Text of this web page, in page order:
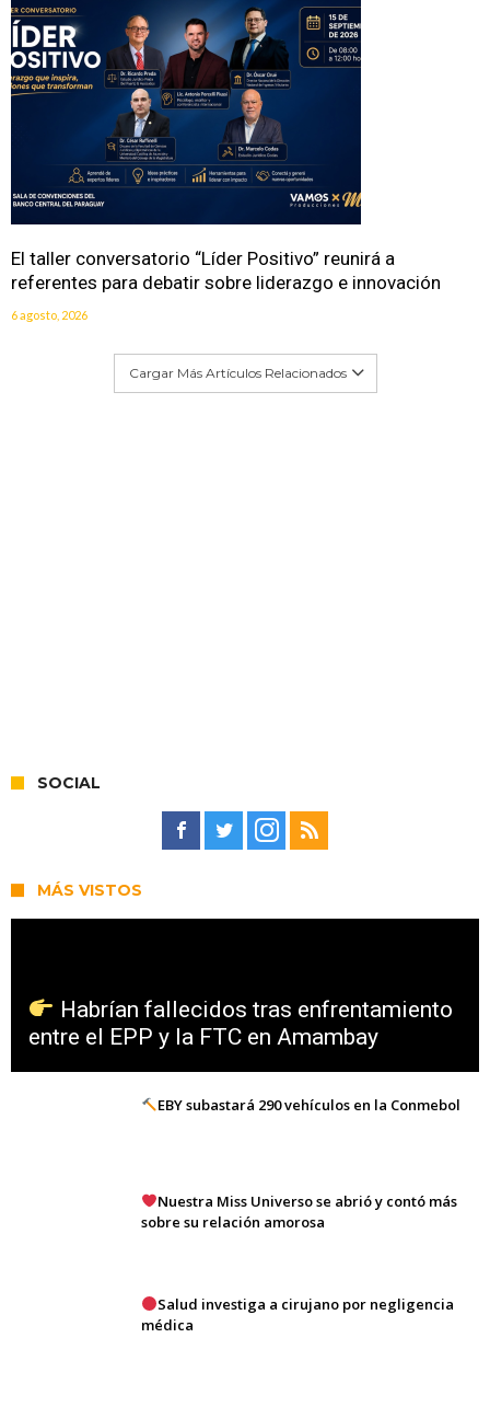
El taller conversatorio “Líder Positivo” reunirá a
referentes para debatir sobre liderazgo e innovación
6 agosto, 2026
Cargar Más Artículos Relacionados
SOCIAL
MÁS VISTOS
Habrían fallecidos tras enfrentamiento
entre el EPP y la FTC en Amambay
EBY subastará 290 vehículos en la Conmebol
Nuestra Miss Universo se abrió y contó más
sobre su relación amorosa
Salud investiga a cirujano por negligencia
médica